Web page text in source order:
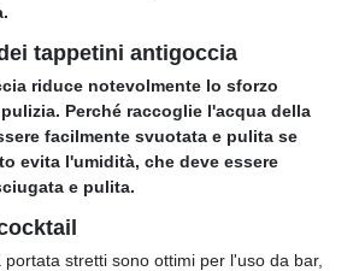
tappetini antigoccia
riduce notevolmente lo sforzo
Perché raccoglie l'acqua della
facilmente svuotata e pulita se
evita l'umidità, che deve essere
e pulita.
stretti sono ottimi per l'uso da bar,